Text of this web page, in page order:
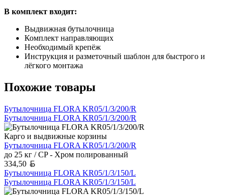
В комплект входит:
Выдвижная бутылочница
Комплект направляющих
Необходимый крепёж
Инструкция и разметочный шаблон для быстрого и
лёгкого монтажа
Похожие товары
Бутылочница FLORA KR05/1/3/200/R
Бутылочница FLORA KR05/1/3/200/R
Карго и выдвижные корзины
Бутылочница FLORA KR05/1/3/200/R
до 25 кг / CP - Хром полированный
334,50
Бутылочница FLORA KR05/1/3/150/L
Бутылочница FLORA KR05/1/3/150/L